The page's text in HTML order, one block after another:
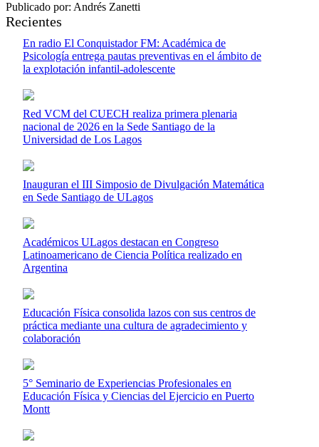
Publicado por: Andrés Zanetti
Recientes
En radio El Conquistador FM: Académica de
Psicología entrega pautas preventivas en el ámbito de
la explotación infantil-adolescente
Red VCM del CUECH realiza primera plenaria
nacional de 2026 en la Sede Santiago de la
Universidad de Los Lagos
Inauguran el III Simposio de Divulgación Matemática
en Sede Santiago de ULagos
Académicos ULagos destacan en Congreso
Latinoamericano de Ciencia Política realizado en
Argentina
Educación Física consolida lazos con sus centros de
práctica mediante una cultura de agradecimiento y
colaboración
5° Seminario de Experiencias Profesionales en
Educación Física y Ciencias del Ejercicio en Puerto
Montt